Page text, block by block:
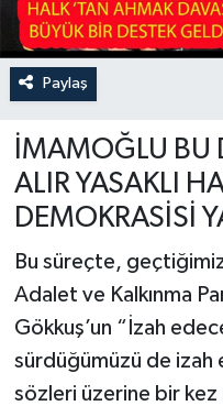
Paylaş
İMAMOĞLU BU
ALIR YASAKLI
DEMOKRASİSİ
Bu süreçte,
Adalet ve Kalkınma
Gökkuş’un “İzah
sürdüğümüzü de izah
sözleri üzerine bir